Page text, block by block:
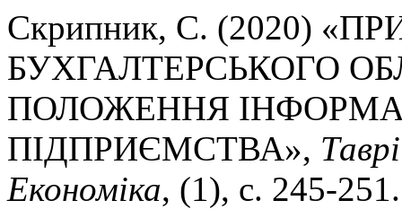
Скрипник, С. (2020)
БУХГАЛТЕРСЬКОГО
ПОЛОЖЕННЯ
ПІДПРИЄМСТВА»,
Економіка, (1), с. 245-